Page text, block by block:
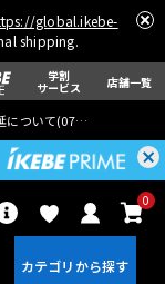
global.ikebe-
shipping.
学割
サービス 店舗一覧
について(07月29日
0